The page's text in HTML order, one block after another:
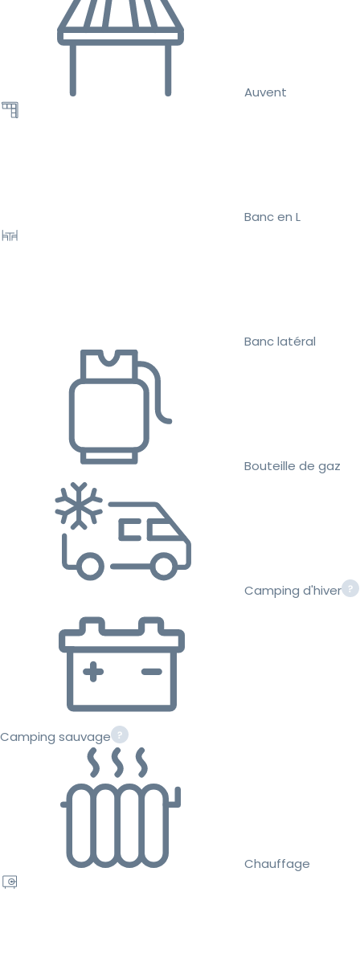
Auvent
Banc en L
Banc latéral
Bouteille de gaz
Camping d'hiver
Camping sauvage
Chauffage